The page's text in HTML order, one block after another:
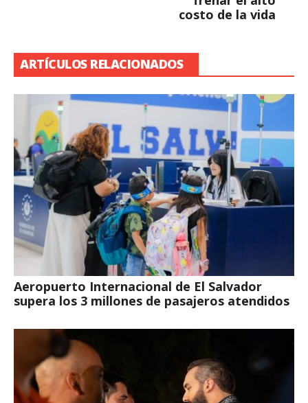
costo de la vida
ARTÍCULOS RELACIONADOS
Aeropuerto Internacional de El Salvador
supera los 3 millones de pasajeros atendidos